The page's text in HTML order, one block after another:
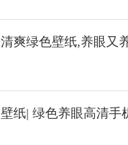
清爽绿色壁纸,养眼又
壁纸| 绿色养眼高清手